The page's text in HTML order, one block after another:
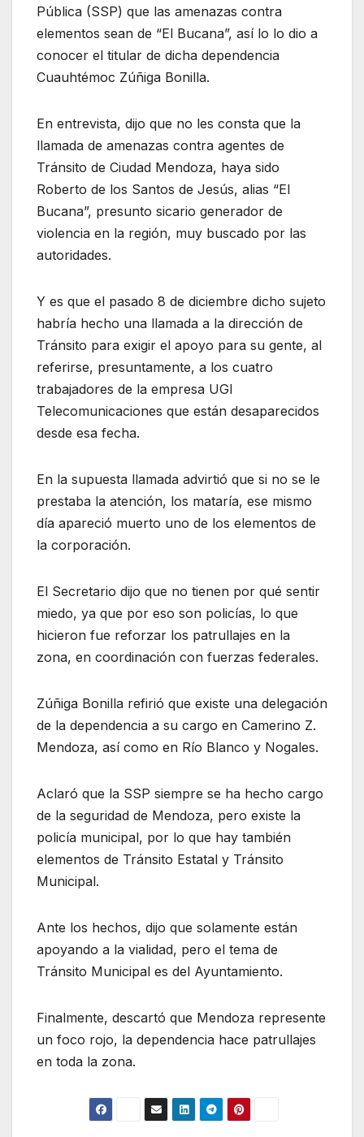
Pública (SSP) que las amenazas contra
elementos sean de “El Bucana”, así lo lo dio a
conocer el titular de dicha dependencia
Cuauhtémoc Zúñiga Bonilla.
En entrevista, dijo que no les consta que la
llamada de amenazas contra agentes de
Tránsito de Ciudad Mendoza, haya sido
Roberto de los Santos de Jesús, alias “El
Bucana”, presunto sicario generador de
violencia en la región, muy buscado por las
autoridades.
Y es que el pasado 8 de diciembre dicho sujeto
habría hecho una llamada a la dirección de
Tránsito para exigir el apoyo para su gente, al
referirse, presuntamente, a los cuatro
trabajadores de la empresa UGI
Telecomunicaciones que están desaparecidos
desde esa fecha.
En la supuesta llamada advirtió que si no se le
prestaba la atención, los mataría, ese mismo
día apareció muerto uno de los elementos de
la corporación.
El Secretario dijo que no tienen por qué sentir
miedo, ya que por eso son policías, lo que
hicieron fue reforzar los patrullajes en la
zona, en coordinación con fuerzas federales.
Zúñiga Bonilla refirió que existe una delegación
de la dependencia a su cargo en Camerino Z.
Mendoza, así como en Río Blanco y Nogales.
Aclaró que la SSP siempre se ha hecho cargo
de la seguridad de Mendoza, pero existe la
policía municipal, por lo que hay también
elementos de Tránsito Estatal y Tránsito
Municipal.
Ante los hechos, dijo que solamente están
apoyando a la vialidad, pero el tema de
Tránsito Municipal es del Ayuntamiento.
Finalmente, descartó que Mendoza represente
un foco rojo, la dependencia hace patrullajes
en toda la zona.